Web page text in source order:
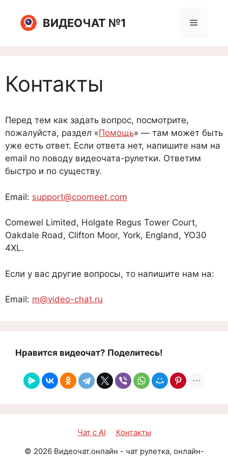
содержимому
ВИДЕОЧАТ №1 Меню
Контакты
Перед тем как задать вопрос, посмотрите,
пожалуйста, раздел «Помощь» — там может быть
уже есть ответ. Если ответа нет, напишите нам на
email по поводу видеочата-рулетки. Ответим
быстро и по существу.
Email: support@coomeet.com
Comewel Limited, Holgate Regus Tower Court,
Oakdale Road, Clifton Moor, York, England, YO30
4XL.
Если у вас другие вопросы, то напишите нам на:
Email: m@video-chat.ru
Нравится видеочат? Поделитесь!
Чат с AI
Контакты
© 2026 Видеочат.онлайн - чат рулетка, онлайн-